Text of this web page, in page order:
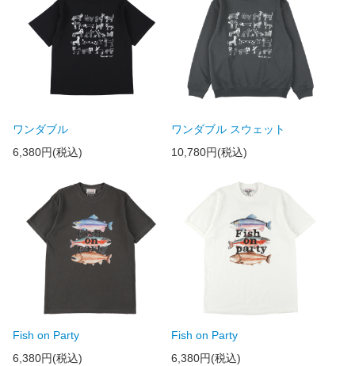
ワンダブル
6,380円(税込)
ワンダブル スウェット
10,780円(税込)
Fish on Party
6,380円(税込)
Fish on Party
6,380円(税込)